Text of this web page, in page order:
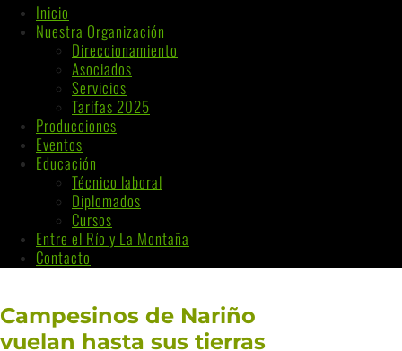
Inicio
Nuestra Organización
Direccionamiento
Asociados
Servicios
Tarifas 2025
Producciones
Eventos
Educación
Técnico laboral
Diplomados
Cursos
Entre el Río y La Montaña
Contacto
Campesinos de Nariño
vuelan hasta sus tierras